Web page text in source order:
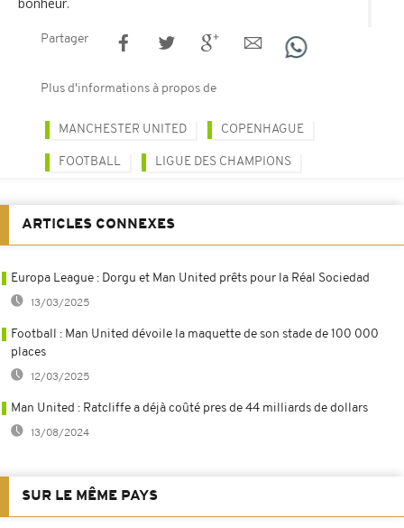
bonheur.
Partager
Plus d'informations à propos de
MANCHESTER UNITED COPENHAGUE
FOOTBALL LIGUE DES CHAMPIONS
ARTICLES CONNEXES
Europa League : Dorgu et Man United prêts pour la Réal Sociedad
13/03/2025
Football : Man United dévoile la maquette de son stade de 100 000
places
12/03/2025
Man United : Ratcliffe a déjà coûté pres de 44 milliards de dollars
13/08/2024
SUR LE MÊME PAYS